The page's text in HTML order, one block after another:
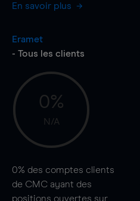
En savoir plus
Eramet
- Tous les clients
0%
N/A
0% des comptes clients
de CMC ayant des
positions ouvertes sur